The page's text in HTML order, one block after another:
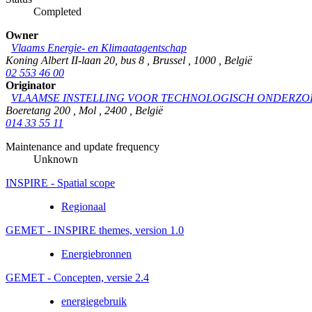
Completed
Owner
Vlaams Energie- en Klimaatagentschap
Koning Albert II-laan 20, bus 8
Brussel 1000
België
02 553 46 00
Originator
VLAAMSE INSTELLING VOOR TECHNOLOGISCH
Boeretang 200
Mol 2400
België
014 33 55 11
Maintenance and update frequency
Unknown
INSPIRE - Spatial scope
Regionaal
GEMET - INSPIRE themes, version 1.0
Energiebronnen
GEMET - Concepten, versie 2.4
energiegebruik